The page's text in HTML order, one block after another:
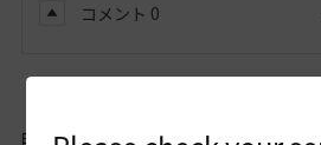
コメント 0
自由掲示板